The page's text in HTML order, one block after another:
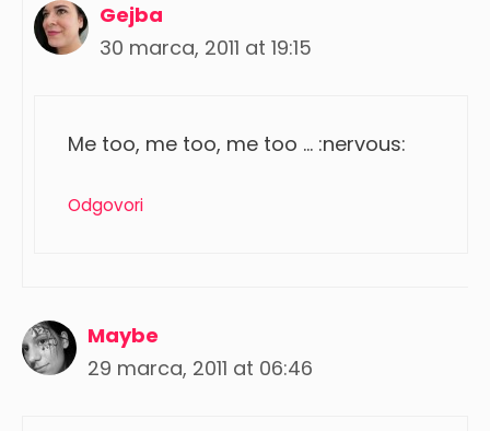
Gejba
30 marca, 2011 at 19:15
Me too, me too, me too … :nervous:
Odgovori
Maybe
29 marca, 2011 at 06:46